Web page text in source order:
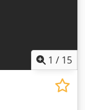
1 / 15